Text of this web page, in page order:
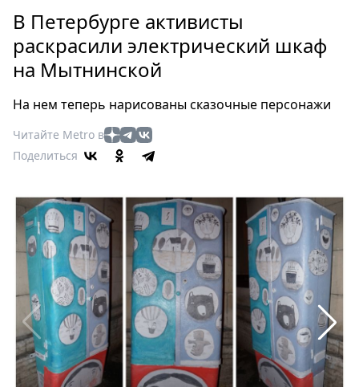
Россия
Мир
Здоровье
Туризм
Мода
Театр
Афиша
Книги
Выставки
Пресс-
релизы
О
Metro
Стримы
Спецпроекты
В Петербурге активисты
раскрасили электрический шкаф
на Мытнинской
На нем теперь нарисованы сказочные персонажи
Читайте Metro в
Поделиться